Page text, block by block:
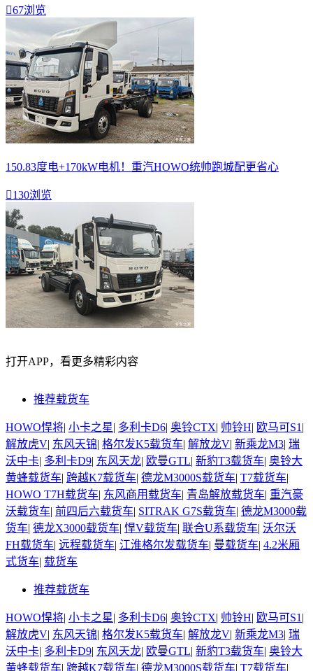
67浏览
150.83度电+170kW电机！重汽HOWO统帅跑城配更省心
130浏览
打开APP，看更多精彩内容
推荐载货车
HOWO悍将| 小卡之星| 多利卡D6| 奥铃CTX| 帅铃H| 欧马可S1 |
解放虎V| 东风天锦| 格尔发K5载货车| 解放龙V| 新乘龙M3| 瑞
沃中卡| 多利卡D9| 东风天龙| 欧曼GTL| 新豹T3载货车| 奥铃大
黄蜂载货车| 跨越K7载货车| 德龙M3000S载货车| T7载货车|
HOWO T7H载货车| 东风商用载货车| 青岛解放载货车| 重汽豪
沃载货车| 前四后六载货车| SITRAK G7S载货车| 德龙M3000载
货车| 德龙X3000载货车| 悍V载货车| 联合U系载货车| 沃尔沃
FH载货车| 远程载货车| 江淮格尔发载货车| 曼载货车| 4.2米厢
式货车| 载货车
推荐载货车
HOWO悍将| 小卡之星| 多利卡D6| 奥铃CTX| 帅铃H| 欧马可S1 |
解放虎V| 东风天锦| 格尔发K5载货车| 解放龙V| 新乘龙M3| 瑞
沃中卡| 多利卡D9| 东风天龙| 欧曼GTL| 新豹T3载货车| 奥铃大
黄蜂载货车| 跨越K7载货车| 德龙M3000S载货车| T7载货车|